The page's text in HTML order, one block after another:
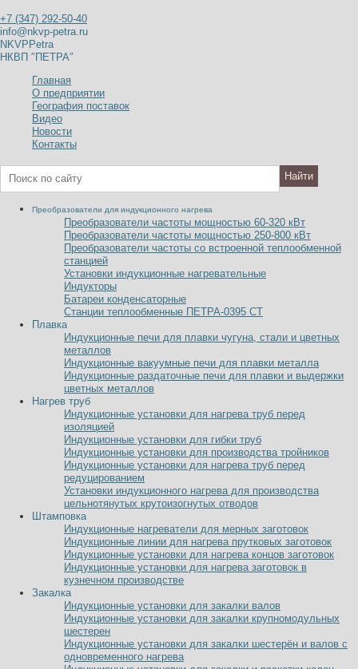
+7 (347) 292-50-40
info@nkvp-petra.ru
NKVPPetra
НКВП ″ПЕТРА″
Главная
О предприятии
География поставок
Видео
Новости
Контакты
Преобразователи для индукционного нагрева
Преобразователи частоты мощностью 60-320 кВт
Преобразователи частоты мощностью 250-800 кВт
Преобразователи частоты со встроенной теплообменной
станцией
Установки индукционные нагревательные
Индукторы
Батареи конденсаторные
Станции теплообменные ПЕТРА-0395 СТ
Плавка
Индукционные печи для плавки чугуна, стали и цветных
металлов
Индукционные вакуумные печи для плавки металла
Индукционные раздаточные печи для плавки и выдержки
цветных металлов
Нагрев труб
Индукционные установки для нагрева труб перед
изоляцией
Индукционные установки для гибки труб
Индукционные установки для производства тройников
Индукционные установки для нагрева труб перед
редуцированием
Установки индукционного нагрева для производства
цельнотянутых крутоизогнутых отводов
Штамповка
Индукционные нагреватели для мерных заготовок
Индукционные линии для нагрева прутковых заготовок
Индукционные установки для нагрева концов заготовок
Индукционные установки для нагрева заготовок в
кузнечном производстве
Закалка
Индукционные установки для закалки валов
Индукционные установки для закалки крупномодульных
шестерен
Индукционные установки для закалки шестерён и валов с
одновременного нагрева